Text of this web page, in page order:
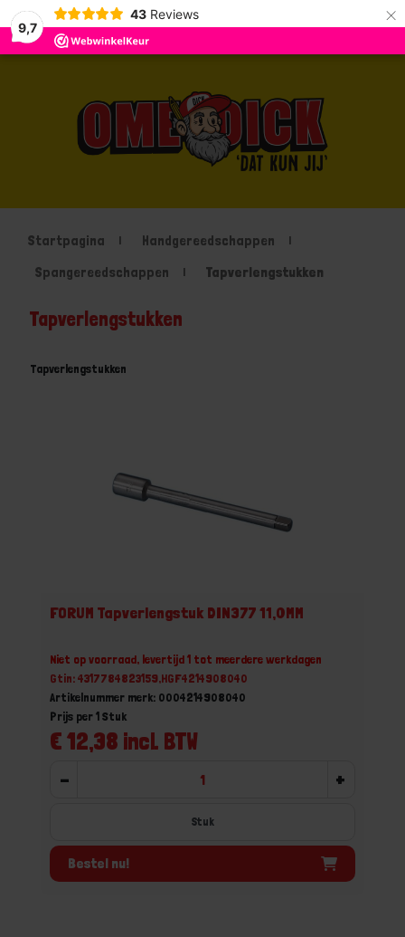
9,7
43 Reviews ×
Startpagina
Handgereedschappen
Spangereedschappen
Tapverlengstukken
Tapverlengstukken
Tapverlengstukken
FORUM Tapverlengstuk DIN377 11,0MM
Niet op voorraad, levertijd 1 tot meerdere werkdagen
Gtin: 4317784823159,HGF4214908040
Artikelnummer merk: 0004214908040
€ 12,38 incl. BTW
Prijs per 1 Stuk
- +
Stuk
Bestel nu!